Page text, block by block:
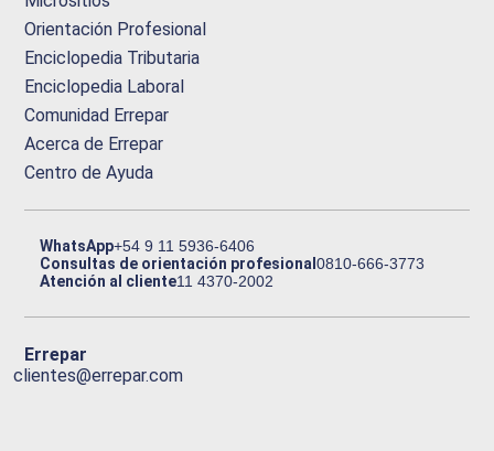
Orientación Profesional
Enciclopedia Tributaria
Enciclopedia Laboral
Comunidad Errepar
Acerca de Errepar
Centro de Ayuda
WhatsApp+54 9 11 5936-6406
Consultas de orientación profesional0810-666-3773
Atención al cliente11 4370-2002
Errepar
clientes@errepar.com